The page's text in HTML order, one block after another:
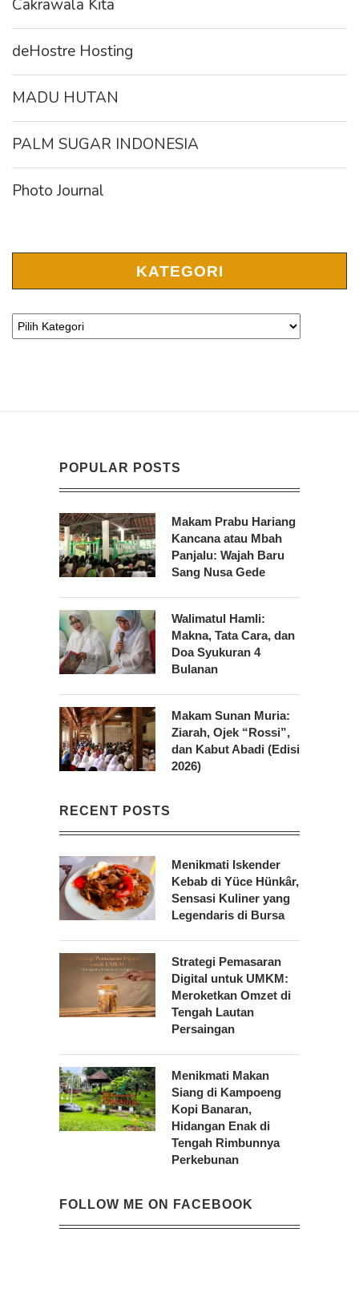
Cakrawala Kita
deHostre Hosting
MADU HUTAN
PALM SUGAR INDONESIA
Photo Journal
KATEGORI
POPULAR POSTS
Makam Prabu Hariang
Kancana atau Mbah
Panjalu: Wajah Baru
Sang Nusa Gede
Walimatul Hamli:
Makna, Tata Cara, dan
Doa Syukuran 4
Bulanan
Makam Sunan Muria:
Ziarah, Ojek “Rossi”,
dan Kabut Abadi (Edisi
2026)
RECENT POSTS
Menikmati Iskender
Kebab di Yüce Hünkâr,
Sensasi Kuliner yang
Legendaris di Bursa
Strategi Pemasaran
Digital untuk UMKM:
Meroketkan Omzet di
Tengah Lautan
Persaingan
Menikmati Makan
Siang di Kampoeng
Kopi Banaran,
Hidangan Enak di
Tengah Rimbunnya
Perkebunan
FOLLOW ME ON FACEBOOK